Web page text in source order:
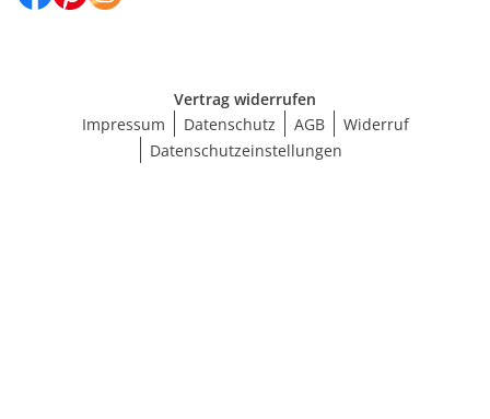
Vertrag widerrufen
Impressum
Datenschutz AGB
Widerruf
Datenschutzeinstellungen